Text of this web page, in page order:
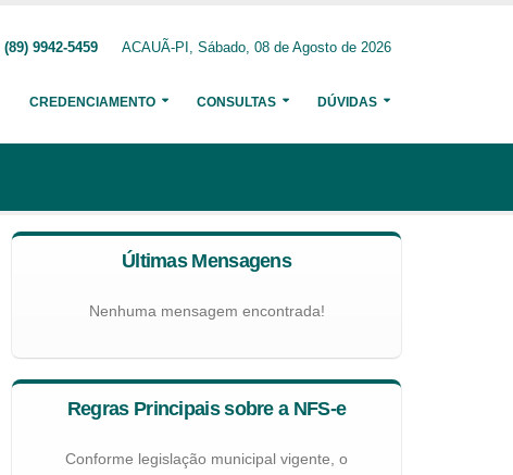
(89) 9942-5459 ACAUÃ-PI, Sábado, 08 de Agosto de 2026
CREDENCIAMENTO CONSULTAS DÚVIDAS
Últimas Mensagens
Nenhuma mensagem encontrada!
Regras Principais sobre a NFS-e
Conforme legislação municipal vigente, o